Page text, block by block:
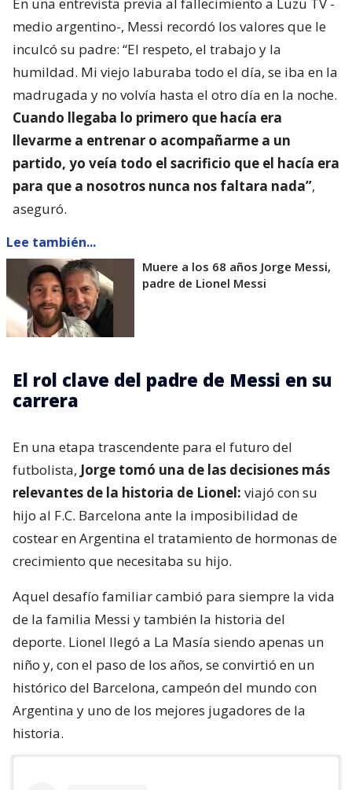
medio argentino-, Messi recordó los valores que le
inculcó su padre: “El respeto, el trabajo y la
humildad. Mi viejo laburaba todo el día, se iba en la
madrugada y no volvía hasta el otro día en la noche.
Cuando llegaba lo primero que hacía era
llevarme a entrenar o acompañarme a un
partido, yo veía todo el sacrificio que el hacía era
para que a nosotros nunca nos faltara nada”,
aseguró.
Lee también...
Muere a los 68 años Jorge Messi,
padre de Lionel Messi
El rol clave del padre de Messi en su
carrera
En una etapa trascendente para el futuro del
futbolista, Jorge tomó una de las decisiones más
relevantes de la historia de Lionel: viajó con su
hijo al F.C. Barcelona ante la imposibilidad de
costear en Argentina el tratamiento de hormonas de
crecimiento que necesitaba su hijo.
Aquel desafío familiar cambió para siempre la vida
de la familia Messi y también la historia del
deporte. Lionel llegó a La Masía siendo apenas un
niño y, con el paso de los años, se convirtió en un
histórico del Barcelona, campeón del mundo con
Argentina y uno de los mejores jugadores de la
historia.